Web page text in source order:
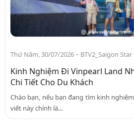
Thứ Năm, 30/07/2026 - BTV2_Saigon Star
Kinh Nghiệm Đi Vinpearl Land
Chi Tiết Cho Du Khách
Chào bạn, nếu bạn đang tìm kinh
viết này chính là...